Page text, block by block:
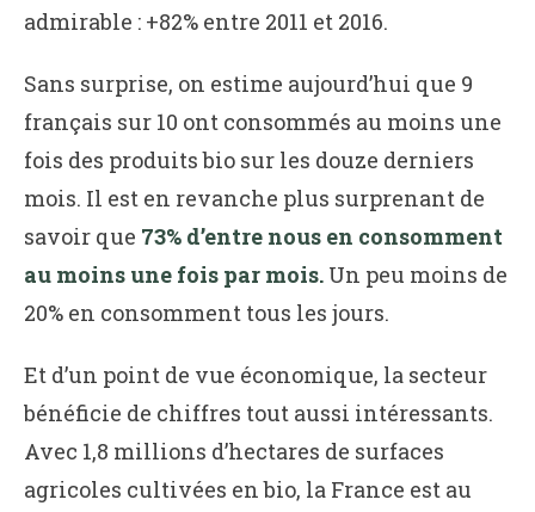
admirable : +82% entre 2011 et 2016.
Sans surprise, on estime aujourd’hui que 9
français sur 10 ont consommés au moins une
fois des produits bio sur les douze derniers
mois. Il est en revanche plus surprenant de
savoir que 73% d’entre nous en consomment
au moins une fois par mois. Un peu moins de
20% en consomment tous les jours.
Et d’un point de vue économique, la secteur
bénéficie de chiffres tout aussi intéressants.
Avec 1,8 millions d’hectares de surfaces
agricoles cultivées en bio, la France est au